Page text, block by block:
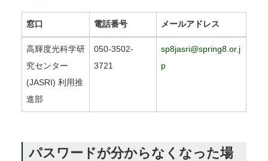
窓口 電話番号 メールアドレス
高輝度光科学研
究センター
(JASRI) 利用推
進部
050-3502-
3721
sp8jasri@spring8.or.j
p
パスワードが分からなくなった場